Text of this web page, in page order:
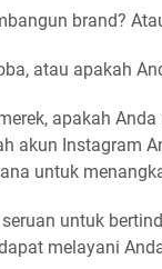
brand?
atau apakah
apakah
akun Instagram
untuk
untuk
melayani